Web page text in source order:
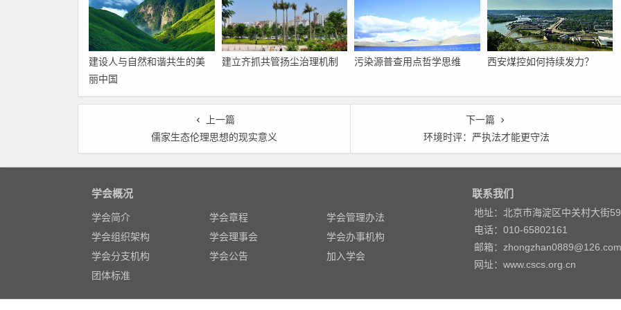
建设人与自然和谐共生的美
丽中国
建立齐抓共管扬尘治理机制 污染源普查用点哲学思维 西安煤控如何持续发力？
上一篇
儒家生态伦理思想的现实意义
下一篇
环境时评：严执法才能更守法
学会概况
学会简介 学会章程
学会管理办法
学会组织架构
学会理事会
学会办事机构
学会分支机构
学会公告
加入学会
团体标准
联系我们
地址：北京市海淀区中关村大街
电话：010-65802161
邮箱：zhongzhan0889@126.com
网址：www.cscs.org.cn